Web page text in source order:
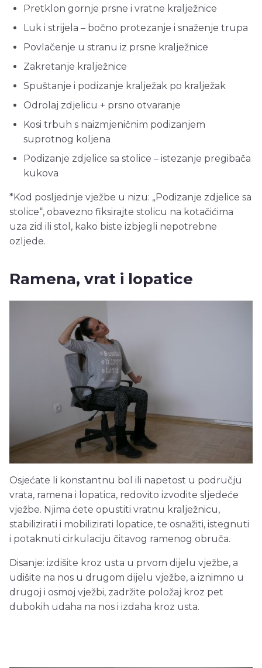
Pretklon gornje prsne i vratne kralježnice
Luk i strijela – bočno protezanje i snaženje trupa
Povlačenje u stranu iz prsne kralježnice
Zakretanje kralježnice
Spuštanje i podizanje kralježak po kralježak
Odrolaj zdjelicu + prsno otvaranje
Kosi trbuh s naizmjeničnim podizanjem
suprotnog koljena
Podizanje zdjelice sa stolice – istezanje pregibača
kukova
*Kod posljednje vježbe u nizu: „Podizanje zdjelice sa
stolice“, obavezno fiksirajte stolicu na kotačićima
uza zid ili stol, kako biste izbjegli nepotrebne
ozljede.
Ramena, vrat i lopatice
Osjećate li konstantnu bol ili napetost u području
vrata, ramena i lopatica, redovito izvodite sljedeće
vježbe. Njima ćete opustiti vratnu kralježnicu,
stabilizirati i mobilizirati lopatice, te osnažiti, istegnuti
i potaknuti cirkulaciju čitavog ramenog obruča.
Disanje: izdišite kroz usta u prvom dijelu vježbe, a
udišite na nos u drugom dijelu vježbe, a iznimno u
drugoj i osmoj vježbi, zadržite položaj kroz pet
dubokih udaha na nos i izdaha kroz usta.